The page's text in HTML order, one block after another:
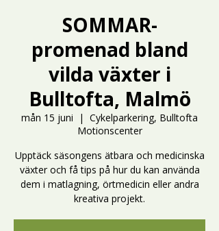
SOMMAR-
promenad bland
vilda växter i
Bulltofta, Malmö
mån 15 juni
  |
Cykelparkering, Bulltofta
Motionscenter
Upptäck säsongens ätbara och medicinska
växter och få tips på hur du kan använda
dem i matlagning, örtmedicin eller andra
kreativa projekt.